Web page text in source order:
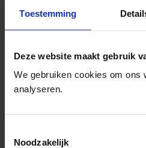
Toestemming
Deze website maakt gebruik
We gebruiken cookies om ons
analyseren.
Noodzakelijk